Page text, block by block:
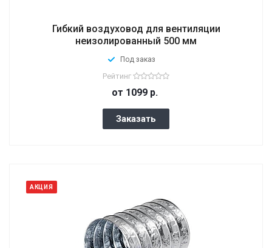
Гибкий воздуховод для вентиляции
неизолированный 500 мм
Под заказ
Рейтинг
от 1099 р.
Заказать
АКЦИЯ